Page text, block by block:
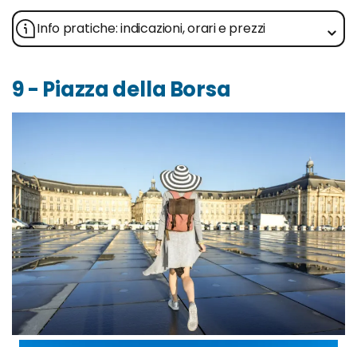
Info pratiche: indicazioni, orari e prezzi
9 - Piazza della Borsa